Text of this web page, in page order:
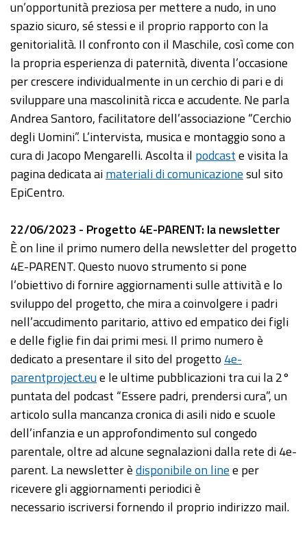
un’opportunità preziosa per mettere a nudo, in uno
spazio sicuro, sé stessi e il proprio rapporto con la
genitorialità. Il confronto con il Maschile, così come con
la propria esperienza di paternità, diventa l’occasione
per crescere individualmente in un cerchio di pari e di
sviluppare una mascolinità ricca e accudente. Ne parla
Andrea Santoro, facilitatore dell’associazione “Cerchio
degli Uomini”. L’intervista, musica e montaggio sono a
cura di Jacopo Mengarelli. Ascolta il podcaste visita la
pagina dedicata aimateriali di comunicazionesul sito
EpiCentro.
22/06/2023 - Progetto 4E-PARENT: la newsletter
È on line il primo numero della newsletter del progetto
4E-PARENT. Questo nuovo strumento si pone
l’obiettivo di fornire aggiornamenti sulle attività e lo
sviluppo del progetto, che mira a coinvolgere i padri
nell’accudimento paritario, attivo ed empatico dei figli
e delle figlie fin dai primi mesi. Il primo numero è
dedicato a presentare il sito del progetto 4e-
parentproject.eue le ultime pubblicazioni tra cui la 2°
puntata del podcast “Essere padri, prendersi cura”, un
articolo sulla mancanza cronica di asili nido e scuole
dell’infanzia e un approfondimento sul congedo
parentale, oltre ad alcune segnalazioni dalla rete di 4e-
parent. La newsletter èdisponibile on linee per
ricevere gli aggiornamenti periodici è
necessario iscriversi fornendo il proprio indirizzo mail.